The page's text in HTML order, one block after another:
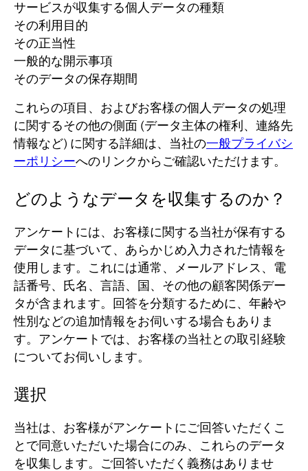
サービスが収集する個人データの種類
その利用目的
その正当性
一般的な開示事項
そのデータの保存期間
これらの項目、およびお客様の個人データの処理
に関するその他の側面 (データ主体の権利、連絡先
情報など) に関する詳細は、当社の一般プライバシ
ーポリシーへのリンクからご確認いただけます。
どのようなデータを収集するのか？
アンケートには、お客様に関する当社が保有する
データに基づいて、あらかじめ入力された情報を
使用します。 これには通常、メールアドレス、電
話番号、氏名、言語、国、その他の顧客関係デー
タが含まれます。
回答を分類するために、年齢や
性別などの追加情報をお伺いする場合もありま
す。 アンケートでは、お客様の当社との取引経験
についてお伺いします。
選択
当社は、お客様がアンケートにご回答いただくこ
とで同意いただいた場合にのみ、これらのデータ
を収集します。 ご回答いただく義務はありませ